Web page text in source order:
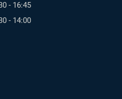
- 16:45
- 14:00